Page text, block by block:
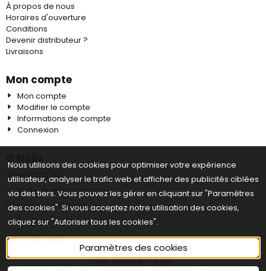
À propos de nous
Horaires d'ouverture
Conditions
Devenir distributeur ?
Livraisons
Mon compte
Mon compte
Modifier le compte
Informations de compte
Connexion
Sijslostraat 145
8020 Oostkamp, Belgique
BTW: BE 0538 763 041
info@qnails.be
+32 477874887
TVA: BE 0538 763 041
Nous utilisons des cookies pour optimiser votre expérience
utilisateur, analyser le trafic web et afficher des publicités ciblées
via des tiers. Vous pouvez les gérer en cliquant sur "Paramètres
des cookies". Si vous acceptez notre utilisation des cookies,
cliquez sur "Autoriser tous les cookies".
Paramètres des cookies